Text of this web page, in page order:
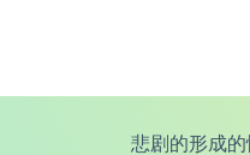
悲剧的形成